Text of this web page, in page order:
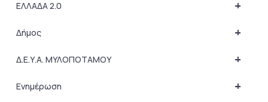
+
ΕΛΛΑΔΑ 2.0
+
Δήμος
+
Δ.Ε.Υ.Α. ΜΥΛΟΠΟΤΑΜΟΥ
+
Ενημέρωση